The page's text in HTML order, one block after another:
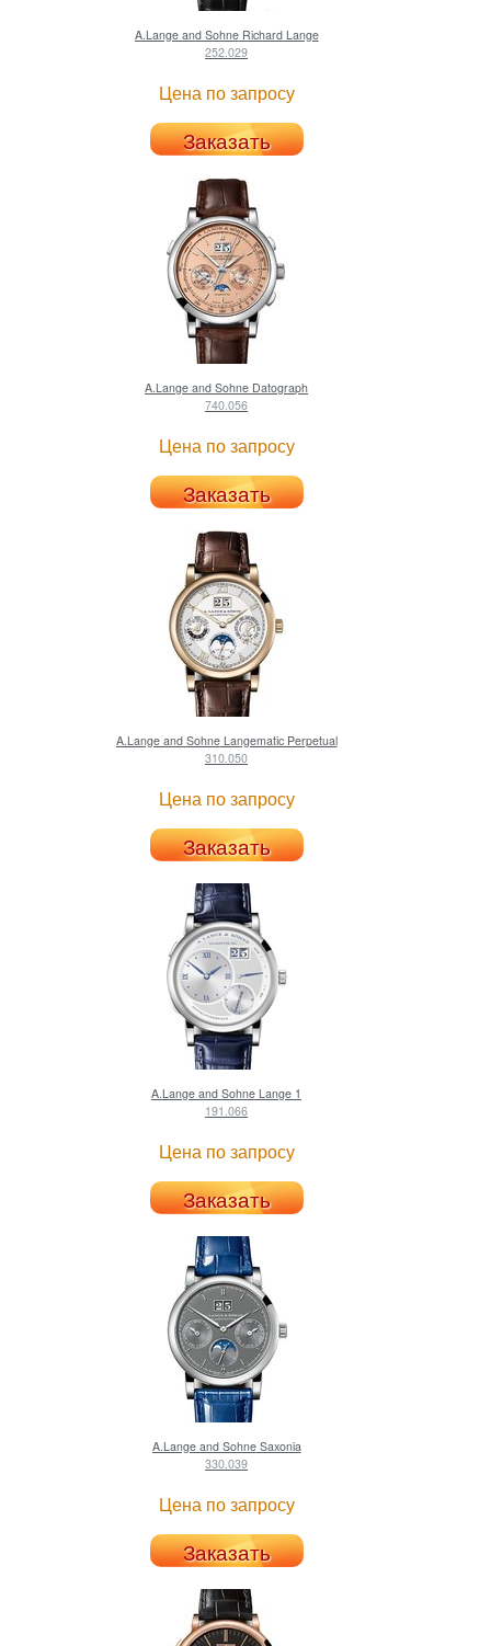
A.Lange and SohneRichard Lange
252.029
Цена по запросу
Заказать
A.Lange and Sohne Datograph
740.056
Цена по запросу
Заказать
A.Lange and SohneLangematic Perpetual
310.050
Цена по запросу
Заказать
A.Lange and Sohne Lange 1
191.066
Цена по запросу
Заказать
A.Lange and SohneSaxonia
330.039
Цена по запросу
Заказать